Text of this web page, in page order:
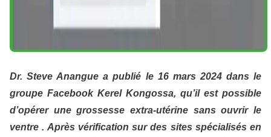
Dr. Steve Anangue a publié le 16 mars 2024 dans le
groupe Facebook Kerel Kongossa, qu’il est possible
d’opérer une grossesse extra-utérine sans ouvrir le
ventre. Après vérification sur des sites spécialisés en